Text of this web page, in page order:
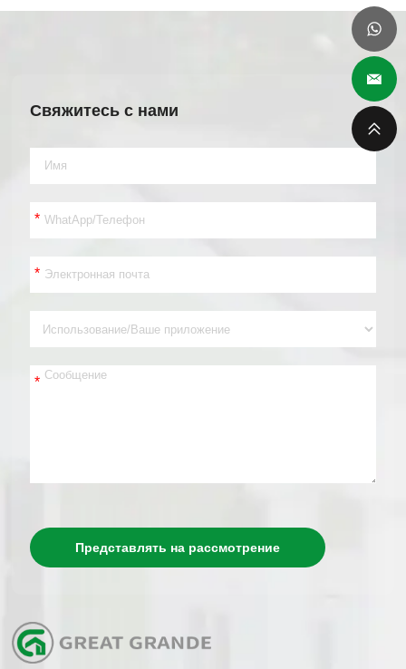
Свяжитесь с нами
*
*
*
Представлять на рассмотрение